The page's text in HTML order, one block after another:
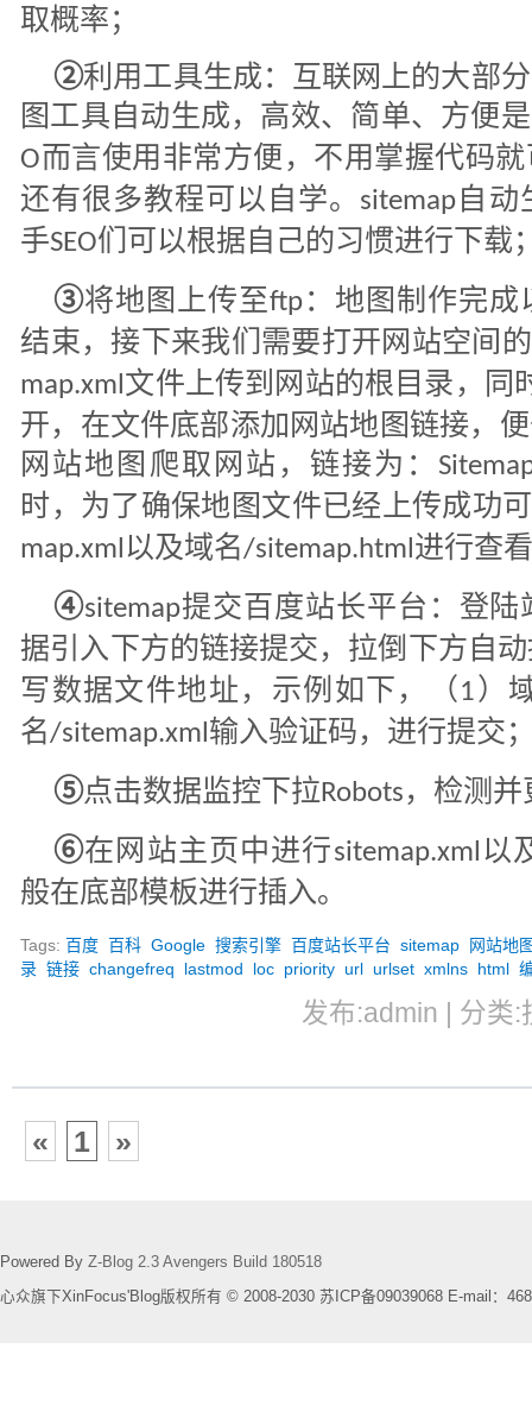
取概率；
②利用工具生成：互联网上的大部
图工具自动生成，高效、简单、方便
O而言使用非常方便，不用掌握代码
还有很多教程可以自学。 sitemap 自动
手SEO们可以根据自己的习惯进行下载
③将地图上传至ftp ：地图制作完
结束，接下来我们需要打开网站空间的
map.xml文件上传到网站的根目录，同
开，在文件底部添加网站地图链接，
网站地图爬取网站，链接为：
时，为了确保地图文件已经上传成功
map.xml以及域名/sitemap.html进行查
④sitemap提交百度站长平台：登
据引入下方的链接提交，拉倒下方自
写数据文件地址，示例如下，（ 1 ）
名/sitemap.xml输入验证码，进行提交
⑤点击数据监控下拉Robots ，检测并
⑥在网站主页中进行sitemap.xml 以
般在底部模板进行插入。
Tags:百度 百科 Google 搜索引擎 百度站长平台 sitemap
网站地
录 链接 changefreq lastmod loc priority url urlset xmlns html
发布:admin | 分类:
« 1 »
Powered By Z-Blog 2.3 Avengers Build 180518
心众旗下XinFocus'Blog版权所有 © 2008-2030 苏ICP备09039068 E-mail：